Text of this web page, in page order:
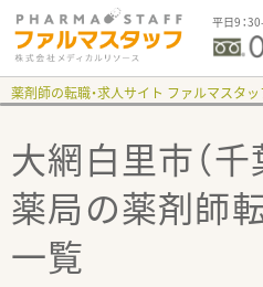
平日9：
薬剤師の転職・求人サイト ファルマスタッ
大網白里市（千
薬局の薬剤師
一覧